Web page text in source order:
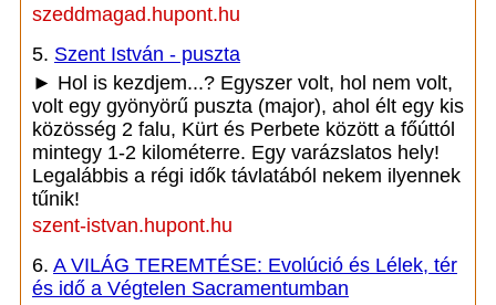
szeddmagad.hupont.hu
5. Szent István - puszta
► Hol is kezdjem...? Egyszer volt, hol nem volt,
volt egy gyönyörű puszta (major), ahol élt egy kis
közösség 2 falu, Kürt és Perbete között a főúttól
mintegy 1-2 kilométerre. Egy varázslatos hely!
Legalábbis a régi idők távlatából nekem ilyennek
tűnik!
szent-istvan.hupont.hu
6. A VILÁG TEREMTÉSE: Evolúció és Lélek, tér
és idő a Végtelen Sacramentumban